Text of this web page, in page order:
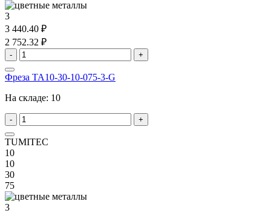
3
3 440.40 ₽
2 752.32 ₽
- +
Фреза TA10-30-10-075-3-G
На складе: 10
- +
TUMITEC
10
10
30
75
3